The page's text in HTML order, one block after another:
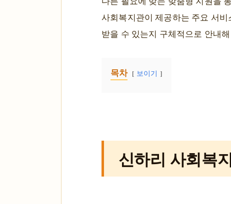
사회복지관이 제공하는 주요 서
받을 수 있는지 구체적으로 안내
목차 보이기
신하리 사회복